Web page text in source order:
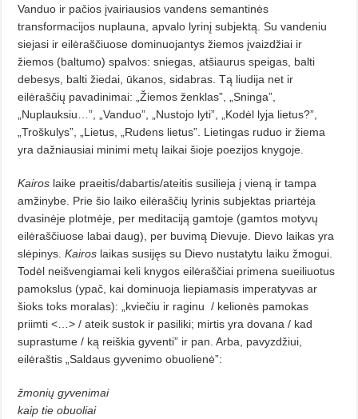
Vanduo ir pačios įvairiausios vandens semantinės
transformacijos nuplauna, apvalo lyrinį subjektą. Su vandeniu
siejasi ir eilėraščiuose dominuojantys žiemos įvaizdžiai ir
žiemos (baltumo) spalvos: sniegas, atšiaurus speigas, balti
debesys, balti žiedai, ūkanos, sidabras. Tą liudija net ir
eilėraščių pavadinimai: „Žiemos ženklas”, „Sninga”,
„Nuplauksiu…”, „Vanduo”, „Nustojo lyti”, „Kodėl lyja lietus?”,
„Troškulys”, „Lietus, „Rudens lietus”. Lietingas ruduo ir žiema
yra dažniausiai minimi metų laikai šioje poezijos knygoje.
Kairos laike praeitis/dabartis/ateitis susilieja į vieną ir tampa
amžinybe. Prie šio laiko eilėraščių lyrinis subjektas priartėja
dvasinėje plotmėje, per me­ditaciją gamtoje (gamtos motyvų
eilėraščiuose labai daug), per buvimą Dievuje. Dievo laikas yra
slėpinys.Kairos laikas susijęs su Dievo nustatytu laiku žmogui.
Todėl neišvengiamai keli knygos eilėraščiai primena sueiliuotus
pamokslus (ypač, kai dominuoja liepiamasis imperatyvas ar
šioks toks moralas): „kviečiu ir raginu / kelionės pamokas
priimti <…> / ateik sustok ir pasiliki; mirtis yra dovana / kad
suprastume / ką reiškia gyventi” ir pan. Arba, pavyzdžiui,
eilėraštis „Saldaus gyvenimo obuolienė”:
žmonių gyvenimai
kaip tie obuoliai